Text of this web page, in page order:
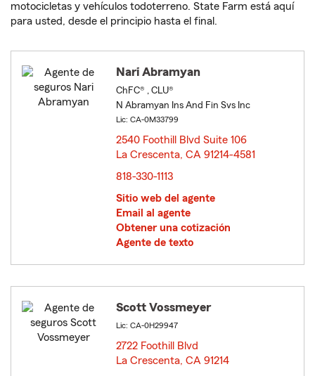
motocicletas y vehículos todoterreno. State Farm está aquí
para usted, desde el principio hasta el final.
Nari Abramyan
ChFC® , CLU®
N Abramyan Ins And Fin Svs Inc
Lic: CA-0M33799
2540 Foothill Blvd Suite 106
La Crescenta, CA 91214-4581
818-330-1113
Sitio web del agente
Email al agente
Obtener una cotización
Agente de texto
Scott Vossmeyer
Lic: CA-0H29947
2722 Foothill Blvd
La Crescenta, CA 91214